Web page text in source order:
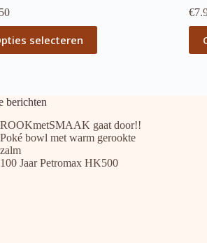
selecteren
€
Dit
berichten
ROOKmetSMAAK gaat door!!
Poké bowl met warm gerookte
zalm
100 Jaar Petromax HK500